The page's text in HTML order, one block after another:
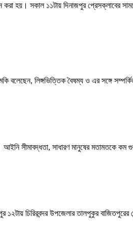
করা হয়। সকাল ১১টায় দিনাজপুর প্রেসক্লাবের
বলেছেন, লিঙ্গভিত্তিক বৈষম্য ও এর সঙ্গে
আইনি সীমাবদ্ধতা, সাধারণ মানুষের মতামতকে
চিরিরবন্দর উপজেলার তালপুকুর বাজিতপুরের